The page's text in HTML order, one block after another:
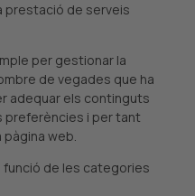
prestació de serveis
per gestionar la
de vegades que ha
adequar els continguts
preferències i per tant
pàgina web.
de les categories